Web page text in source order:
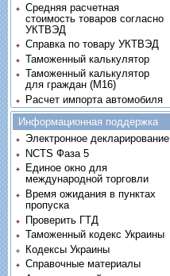
Средняя расчетная
стоимость товаров согласно
УКТВЭД
Справка по товару УКТВЭД
Таможенный калькулятор
Таможенный калькулятор
для граждан (M16)
Расчет импорта автомобиля
Информационная поддержка
Электронное декларирование
NCTS Фаза 5
Единое окно для
международной торговли
Время ожидания в пунктах
пропуска
Проверить ГТД
Таможенный кодекс Украины
Кодексы Украины
Справочные материалы